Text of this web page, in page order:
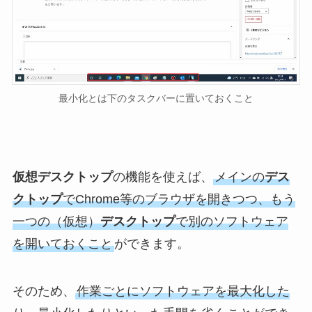
最小化とは下のタスクバーに置いておくこと
仮想デスクトップの機能を使えば、 メインのデス
クトップでChrome等のブラウザを開きつつ、もう
一つの（仮想）デスクトップで別のソフトウェア
を開いておくことができます。
そのため、 作業ごとにソフトウェアを最大化した